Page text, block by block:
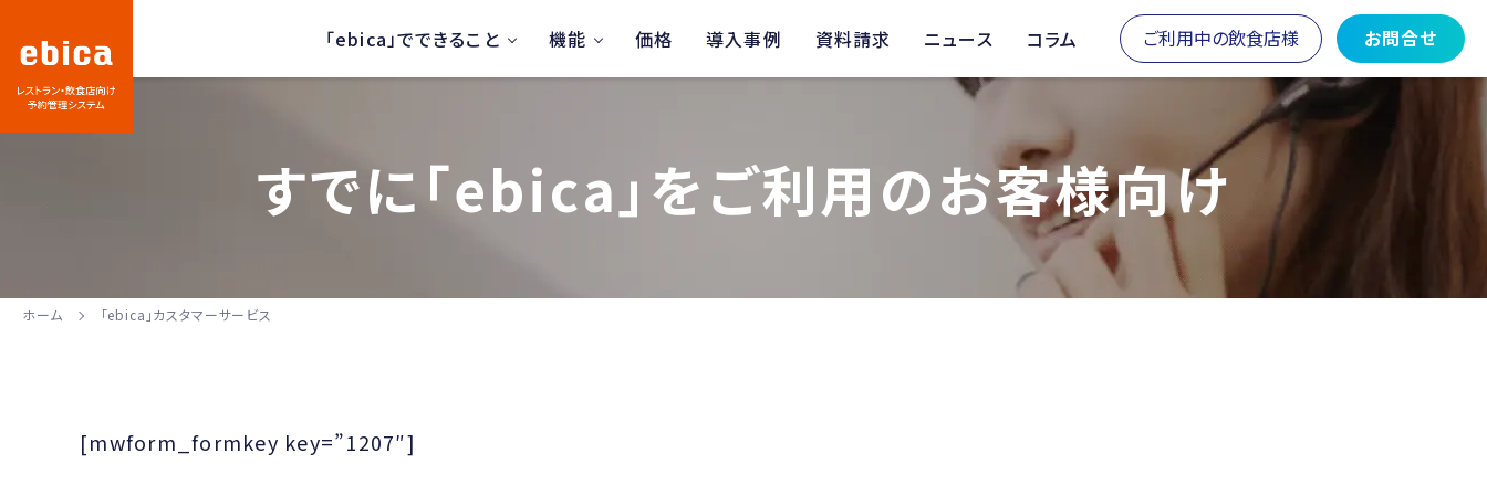
「ebica」でできること 機能 価格 導入事例 資料請求 ニュース コラム ご利用中の飲食店様 お問合せ
すでに「ebica」をご利用のお客様向け
ホーム 「ebica」カスタマーサービス
[mwform_formkey key=”1207″]